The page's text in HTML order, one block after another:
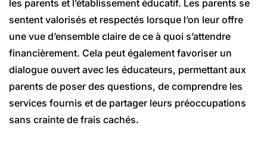
les parents et l’établissement éducatif. Les parents se
sentent valorisés et respectés lorsque l’on leur offre
une vue d’ensemble claire de ce à quoi s’attendre
financièrement. Cela peut également favoriser un
dialogue ouvert avec les éducateurs, permettant aux
parents de poser des questions, de comprendre les
services fournis et de partager leurs préoccupations
sans crainte de frais cachés.